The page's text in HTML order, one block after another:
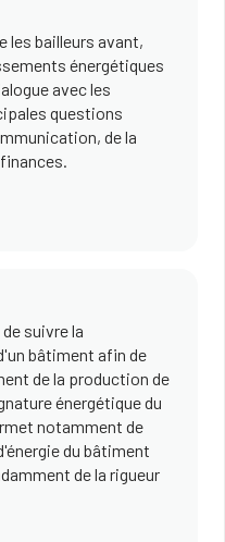
les bailleurs avant,
énergétiques
avec les
questions
de la
suivre la
bâtiment afin de
de la production de
énergétique du
notamment de
du bâtiment
de la rigueur